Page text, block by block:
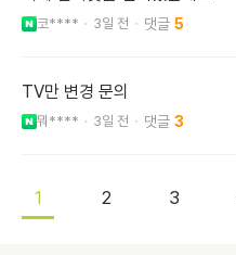
코**** 3일 전 5
TV만 변경 문의
뭐**** 3일 전 3
1 2 3